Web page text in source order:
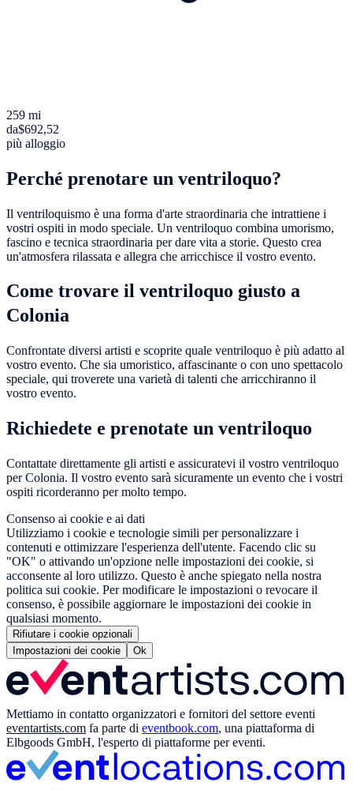
259 mi
da$692,52
più alloggio
Perché prenotare un ventriloquo?
Il ventriloquismo è una forma d'arte straordinaria che intrattiene i
vostri ospiti in modo speciale. Un ventriloquo combina umorismo,
fascino e tecnica straordinaria per dare vita a storie. Questo crea
un'atmosfera rilassata e allegra che arricchisce il vostro evento.
Come trovare il ventriloquo giusto a
Colonia
Confrontate diversi artisti e scoprite quale ventriloquo è più adatto al
vostro evento. Che sia umoristico, affascinante o con uno spettacolo
speciale, qui troverete una varietà di talenti che arricchiranno il
vostro evento.
Richiedete e prenotate un ventriloquo
Contattate direttamente gli artisti e assicuratevi il vostro ventriloquo
per Colonia. Il vostro evento sarà sicuramente un evento che i vostri
ospiti ricorderanno per molto tempo.
Consenso ai cookie e ai dati
Utilizziamo i cookie e tecnologie simili per personalizzare i
contenuti e ottimizzare l'esperienza dell'utente. Facendo clic su
"OK" o attivando un'opzione nelle impostazioni dei cookie, si
acconsente al loro utilizzo. Questo è anche spiegato nella nostra
politica sui cookie. Per modificare le impostazioni o revocare il
consenso, è possibile aggiornare le impostazioni dei cookie in
qualsiasi momento.
Rifiutare i cookie opzionali
Impostazioni dei cookie
Ok
Mettiamo in contatto organizzatori e fornitori del settore eventi
eventartists.com fa parte di eventbook.com, una piattaforma di
Elbgoods GmbH, l'esperto di piattaforme per eventi.